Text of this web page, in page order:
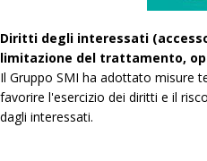
Diritti degli interessati
limitazione del trattamento,
Il Gruppo SMI ha adottato misure
favorire l'esercizio dei diritti e il
dagli interessati.